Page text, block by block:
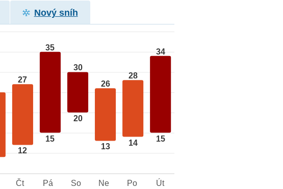
Nový sníh
27
12
35
15
30
20
26
13
28
14
34
15
Čt Pá So Ne Po Út